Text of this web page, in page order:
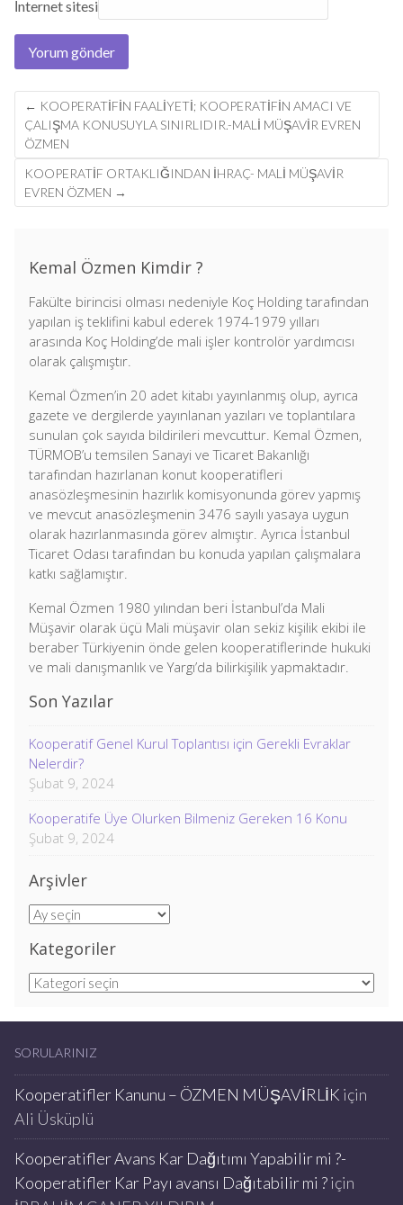
İnternet sitesi
Post
navigation
← KOOPERATIFIN FAALIYETI; KOOPERATIFIN AMACI VE
ÇALIŞMA KONUSUYLA SINIRLIDIR.-MALİ MÜŞAVİR EVREN
ÖZMEN
KOOPERATIF ORTAKLIĞINDAN IHRAÇ- MALİ MÜŞAVİR
EVREN ÖZMEN →
Kemal Özmen Kimdir ?
Fakülte birincisi olması nedeniyle Koç Holding tarafından
yapılan iş teklifini kabul ederek 1974-1979 yılları
arasında Koç Holding’de mali işler kontrolör yardımcısı
olarak çalışmıştır.
Kemal Özmen’in 20 adet kitabı yayınlanmış olup, ayrıca
gazete ve dergilerde yayınlanan yazıları ve toplantılara
sunulan çok sayıda bildirileri mevcuttur. Kemal Özmen,
TÜRMOB’u temsilen Sanayi ve Ticaret Bakanlığı
tarafından hazırlanan konut kooperatifleri
anasözleşmesinin hazırlık komisyonunda görev yapmış
ve mevcut anasözleşmenin 3476 sayılı yasaya uygun
olarak hazırlanmasında görev almıştır. Ayrıca İstanbul
Ticaret Odası tarafından bu konuda yapılan çalışmalara
katkı sağlamıştır.
Kemal Özmen 1980 yılından beri İstanbul’da Mali
Müşavir olarak üçü Mali müşavir olan sekiz kişilik ekibi ile
beraber Türkiyenin önde gelen kooperatiflerinde hukuki
ve mali danışmanlık ve Yargı’da bilirkişilik yapmaktadır.
Son Yazılar
Kooperatif Genel Kurul Toplantısı için Gerekli Evraklar
Nelerdir?
Şubat 9, 2024
Kooperatife Üye Olurken Bilmeniz Gereken 16 Konu
Şubat 9, 2024
Arşivler
Arşivler
Kategoriler
Kategoriler
SORULARINIZ
Kooperatifler Kanunu – ÖZMEN MÜŞAVİRLİK için
Ali Üsküplü
Kooperatifler Avans Kar Dağıtımı Yapabilir mi ?-
Kooperatifler Kar Payı avansı Dağıtabilir mi ?için